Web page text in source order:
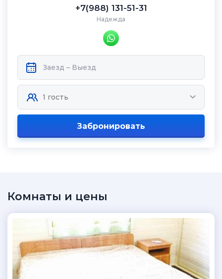
+7(988) 131-51-31
Надежда
Забронировать
Комнаты и цены